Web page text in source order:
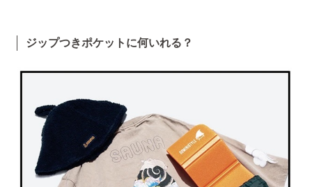
ジップつきポケットに何いれる？